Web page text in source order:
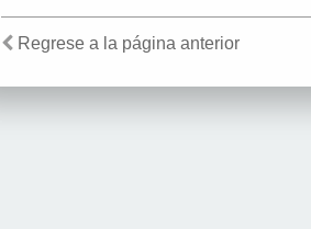
Regrese a la página anterior